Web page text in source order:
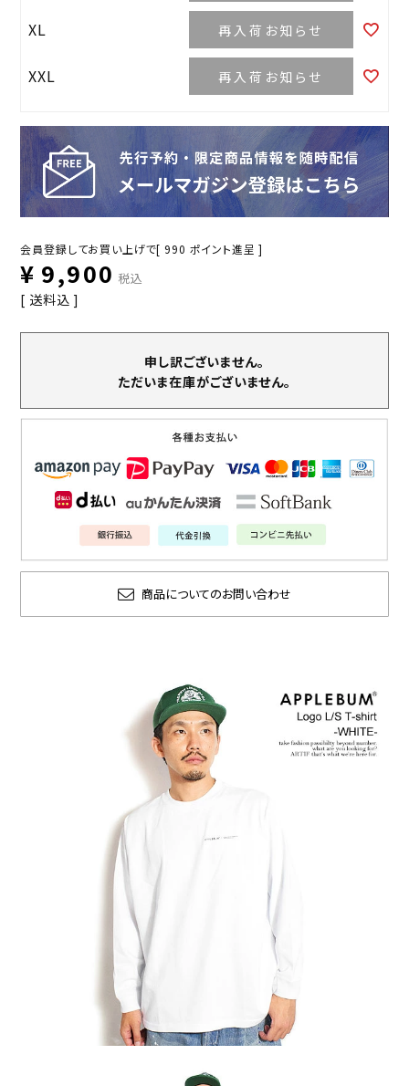
XL 再入荷お知らせ
XXL 再入荷お知らせ
会員登録してお買い上げで[ 990 ポイント進呈 ]
¥ 9,900 税込
送料込
申し訳ございません。
ただいま在庫がございません。
商品についてのお問い合わせ